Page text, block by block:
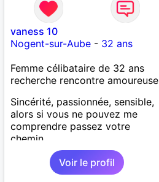
vaness 10
Nogent-sur-Aube - 32 ans
Femme célibataire de 32 ans
recherche rencontre amoureuse
Sincérité, passionnée, sensible,
alors si vous ne pouvez me
comprendre passez votre
chemin.
Voir le profil